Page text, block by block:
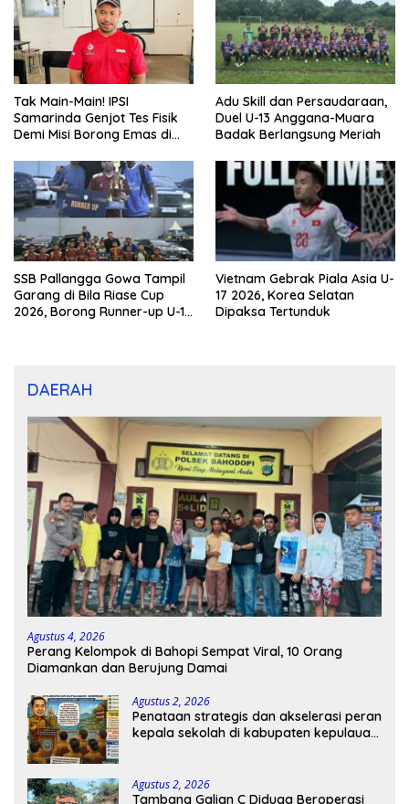
Tak Main-Main! IPSI
Samarinda Genjot Tes Fisik
Demi Misi Borong Emas di
Adu Skill dan Persaudaraan,
Duel U-13 Anggana-Muara
Badak Berlangsung Meriah
SSB Pallangga Gowa Tampil
Garang di Bila Riase Cup
2026, Borong Runner-up U-10
Vietnam Gebrak Piala Asia U-
17 2026, Korea Selatan
Dipaksa Tertunduk
DAERAH
Agustus 4, 2026
Perang Kelompok di Bahopi Sempat Viral, 10 Orang
Diamankan dan Berujung Damai
Agustus 2, 2026
Penataan strategis dan akselerasi peran
kepala sekolah di kabupaten kepulauan
Agustus 2, 2026
Tambang Galian C Diduga Beroperasi